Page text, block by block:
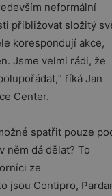
neformální
přibližovat složitý
korespondují akce,
Jsme velmi rádi, že
říká Jan
Center.
spatřit pouze
něm dá dělat? To
ze
jsou Contipro,